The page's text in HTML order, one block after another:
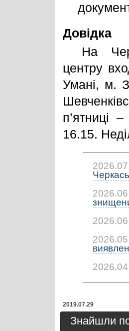
Довідка
На
центру
Умані, м.
п’ятниці
16.15.
2019.07.29
Знайшли